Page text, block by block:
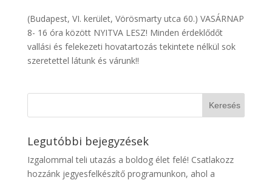
(Budapest, VI. kerület, Vörösmarty utca 60.) VASÁRNAP
8- 16 óra között NYITVA LESZ! Minden érdeklődőt
vallási és felekezeti hovatartozás tekintete nélkül sok
szeretettel látunk és várunk!!
Legutóbbi bejegyzések
Izgalommal teli utazás a boldog élet felé! Csatlakozz
hozzánk jegyesfelkészítő programunkon, ahol a